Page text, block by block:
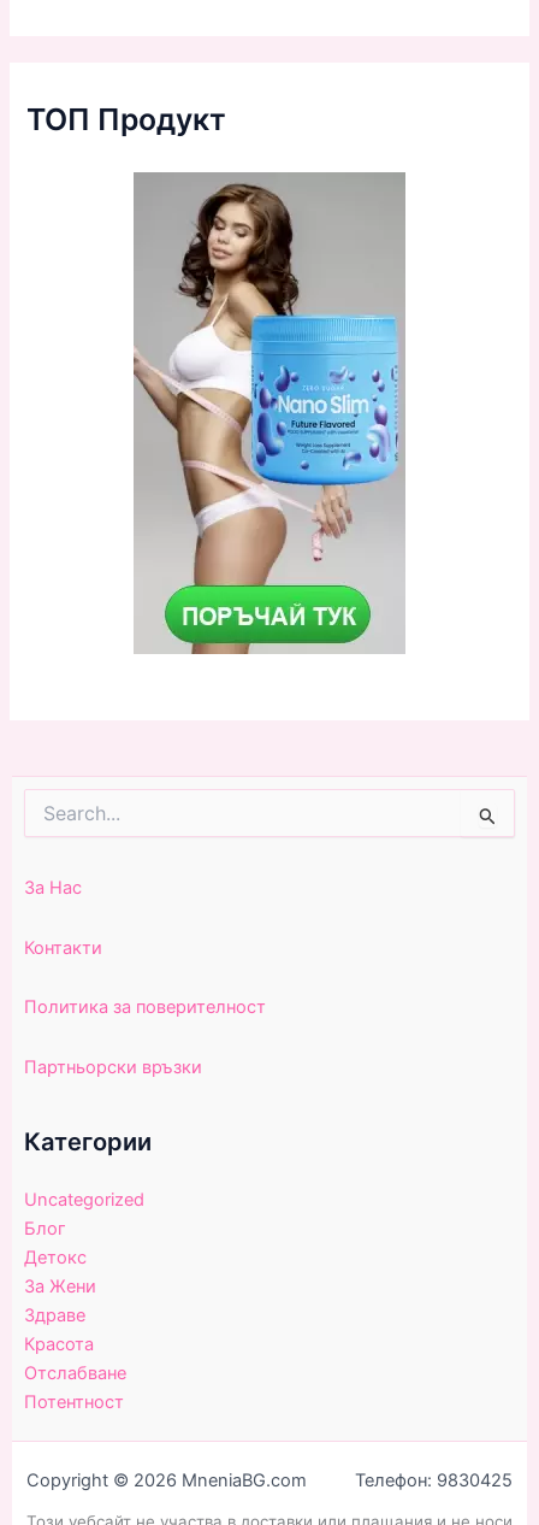
ТОП Продукт
for:
За Нас
Контакти
Политика за поверителност
Партньорски връзки
Категории
Uncategorized
Блог
Детокс
За Жени
Здраве
Красота
Отслабване
Потентност
Copyright © 2026 MneniaBG.com Телефон: 9830425
Този уебсайт не участва в доставки или плащания и не носи